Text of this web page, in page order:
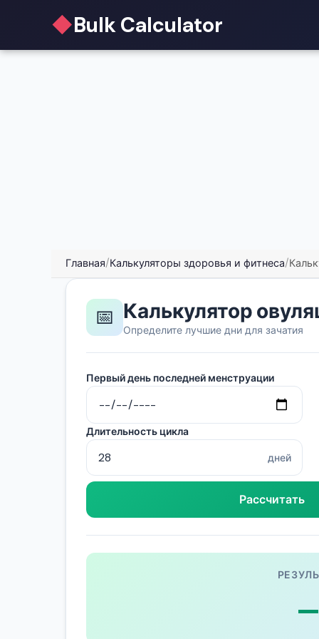
◆Bulk Calculator
Главная/Калькуляторы здоровья и фитнеса/
📅 Калькулятор
Определите лучшие дни для зачатия
Первый день последней менструации
Длительность цикла
дней
Рассчитать
—